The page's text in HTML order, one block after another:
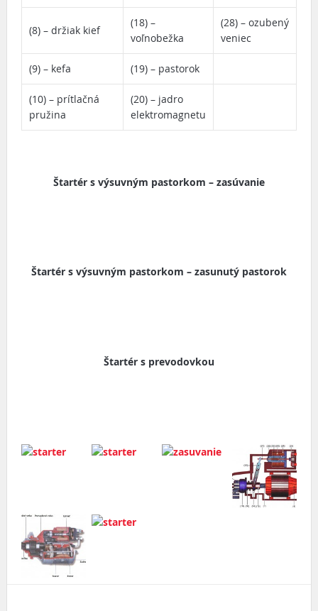
(8) – držiak kief
(18) –
voľnobežka
(28) – ozubený
veniec
(9) – kefa (19) – pastorok
(10) – prítlačná
pružina
(20) – jadro
elektromagnetu
Štartér s výsuvným pastorkom – zasúvanie
Štartér s výsuvným pastorkom – zasunutý pastorok
Štartér s prevodovkou